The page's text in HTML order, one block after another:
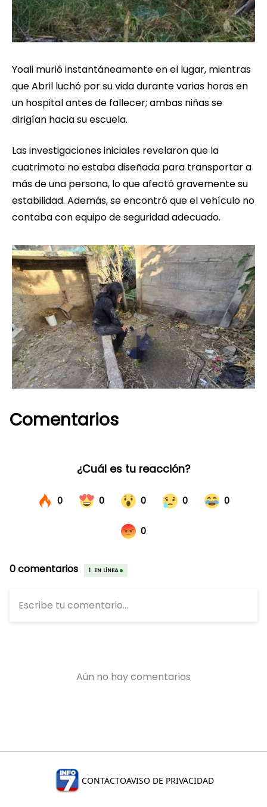
Yoali murió instantáneamente en el lugar, mientras
que Abril luchó por su vida durante varias horas en
un hospital antes de fallecer; ambas niñas se
dirigían hacia su escuela.
Las investigaciones iniciales revelaron que la
cuatrimoto no estaba diseñada para transportar a
más de una persona, lo que afectó gravemente su
estabilidad. Además, se encontró que el vehículo no
contaba con equipo de seguridad adecuado.
Comentarios
CONTACTOAVISO DE PRIVACIDAD